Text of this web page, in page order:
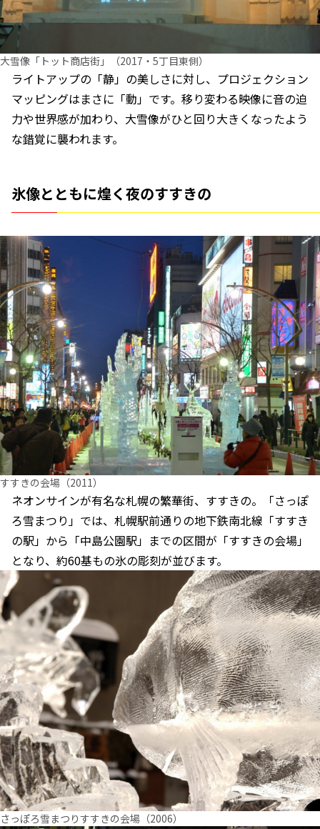
大雪像「トット商店街」（2017・5丁目東側）
ライトアップの「静」の美しさに対し、プロジェクション
マッピングはまさに「動」です。移り変わる映像に音の迫
力や世界感が加わり、大雪像がひと回り大きくなったよう
な錯覚に襲われます。
氷像とともに煌く夜のすすきの
すすきの会場（2011）
ネオンサインが有名な札幌の繁華街、すすきの。「さっぽ
ろ雪まつり」では、札幌駅前通りの地下鉄南北線「すすき
の駅」から「中島公園駅」までの区間が「すすきの会場」
となり、約60基もの氷の彫刻が並びます。
さっぽろ雪まつりすすきの会場（2006）